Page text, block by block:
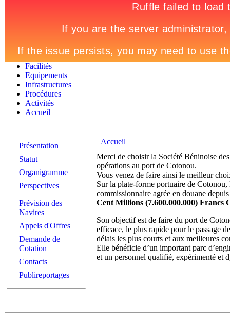
Facilités
Equipements
Infrastructures
Procédures
Activités
Accueil
Présentation
Statut
Organigramme
Perspectives
Prévision des
Navires
Appels d'Offres
Demande de
Cotation
Contacts
Publireportages
Accueil
Merci de choisir la Société Béninoise
opérations au port de Cotonou.
Vous venez de faire ainsi le meilleur
Sur la plate-forme portuaire de
commissionnaire agrée en douane
Cent Millions (7.600.000.000) Francs
Son objectif est de faire du port de
efficace, le plus rapide pour le passage
délais les plus courts et aux meilleures
Elle bénéficie d’un important parc
et un personnel qualifié, expérimenté et